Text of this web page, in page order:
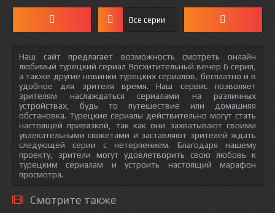
Все серии
Наш сайт предлагает возможность смотреть онлайн
любимый турецкий сериал Восхитительный вечер 6 серия,
а также другие новинки турецких сериалов, бесплатно и в
удобное для зрителя время. Наш сервис позволяет
зрителям наслаждаться сериалами на различных
устройствах, будь то путешествие или домашняя
обстановка. Турецкие сериалы действительно могут стать
настоящей привязкой, так как они захватывают своими
увлекательными сюжетами и заставляют зрителей ждать
следующей серии с нетерпением. Благодаря нашему
проекту, зрители могут удовлетворить свою любовь к
турецким сериалам и устроить настоящий марафон
просмотра.
Смотрите также